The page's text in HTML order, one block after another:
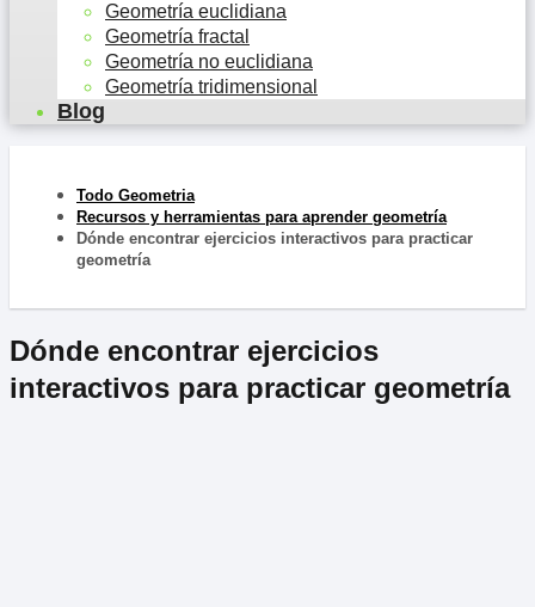
Geometría euclidiana
Geometría fractal
Geometría no euclidiana
Geometría tridimensional
Blog
Todo Geometria
Recursos y herramientas para aprender geometría
Dónde encontrar ejercicios interactivos para practicar
geometría
Dónde encontrar ejercicios
interactivos para practicar geometría